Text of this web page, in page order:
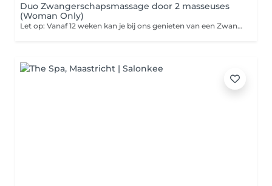
Duo Zwangerschapsmassage door 2 masseuses
(Woman Only)
Let op: Vanaf 12 weken kan je bij ons genieten van een Zwangerschapsmassage. Voor die tijd vinden wij het nog iets te kwetsbaar om een behandeling te geven. Genieten van een zwangerschapsmassage kan tot aan je bevalling. Zolang jij er nog van kan genieten en het nodig hebt. Tegelijk genieten van een heerlijke massage behandeling door twee professionele masseuses. Deze bijzondere ervaring kan alleen vooraf worden ingepland. Stuur ons een whatsapp bericht op 06-15191112 zodat we de masseuses vrij kunnen maken en een datum kunnen inplannen. Let op: Woman Only